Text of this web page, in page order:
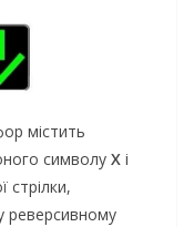
містить
символу Х і
стрілки,
реверсивному